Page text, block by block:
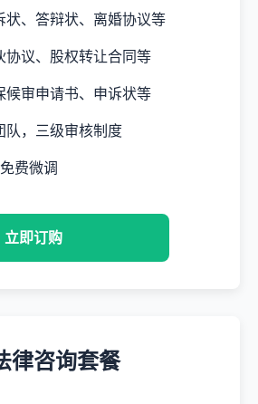
状、答辩状、离婚协议等
协议、股权转让合同等
候审申请书、申诉状等
队，三级审核制度
费微调
立即订购
律咨询套餐